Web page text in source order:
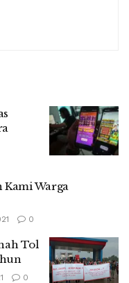
Kami Warga
0
Tol
0